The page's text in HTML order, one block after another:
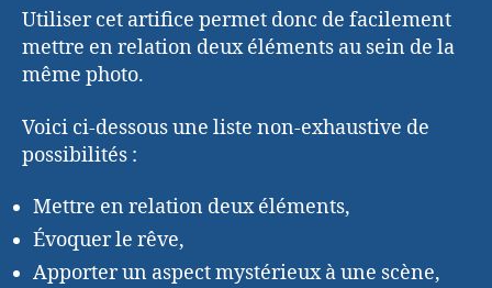
Utiliser cet artifice permet donc de facilement
mettre en relation deux éléments au sein de la
même photo.
Voici ci-dessous une liste non-exhaustive de
possibilités :
Mettre en relation deux éléments,
Évoquer le rêve,
Apporter un aspect mystérieux à une scène,